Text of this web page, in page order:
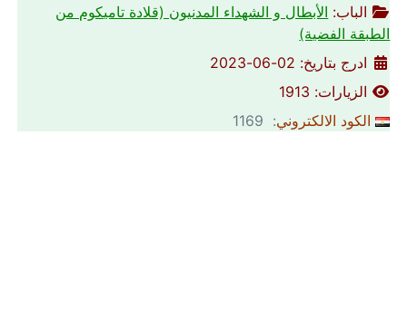
الباب: الأبطال و الشهداء المدنيون (قلادة تاميكوم من
الطبقة الفضية)
ادرج بتاريخ: 02-06-2023
الزيارات: 1913
الكود الالكتروني: 1169